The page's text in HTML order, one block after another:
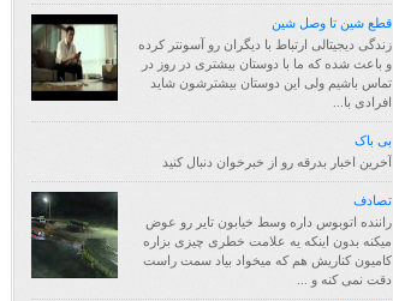
قطع شین تا وصل شین
زندگی دیجیتالی ارتباط با دیگران رو آسونتر کرده
و باعث شده که ما با دوستان بیشتری در روز در
تماس باشیم ولی این دوستان بیشترشون شاید
افرادی با...
بی باک
آخرین اخبار بدرقه رو از خبرخوان دنبال کنید
تصادف
راننده اتوبوس داره وسط خیابون تایر رو عوض
میکنه بدون اینکه یه علامت خطری چیزی بزاره
کامیون کناریش هم که میخواد بیاد سمت راست
دقت نمی کنه و ...